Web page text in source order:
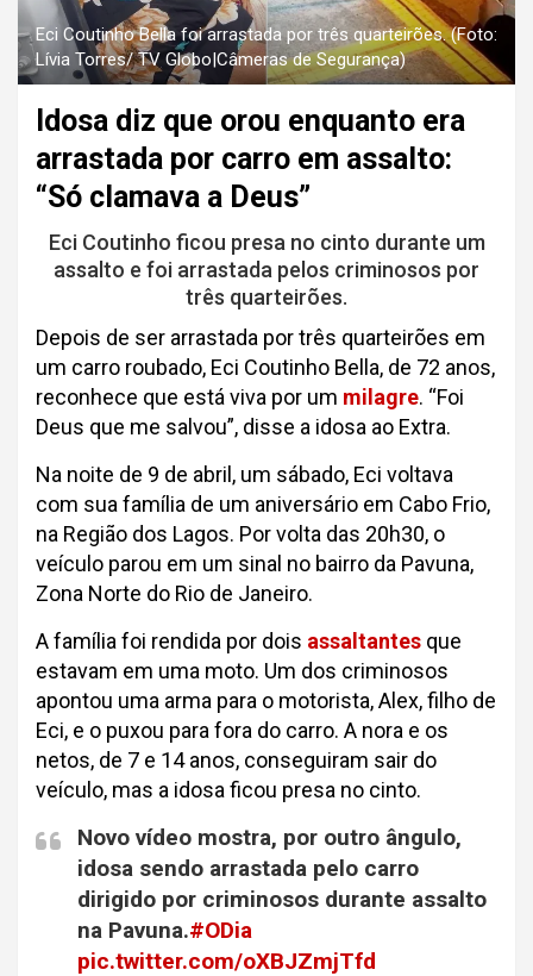
Eci Coutinho Bella foi arrastada por três quarteirões. (Foto:
Lívia Torres/ TV Globo|Câmeras de Segurança)
Idosa diz que orou enquanto era
arrastada por carro em assalto:
“Só clamava a Deus”
Eci Coutinho ficou presa no cinto durante um
assalto e foi arrastada pelos criminosos por
três quarteirões.
Depois de ser arrastada por três quarteirões em
um carro roubado, Eci Coutinho Bella, de 72 anos,
reconhece que está viva por um milagre. “Foi
Deus que me salvou”, disse a idosa ao Extra.
Na noite de 9 de abril, um sábado, Eci voltava
com sua família de um aniversário em Cabo Frio,
na Região dos Lagos. Por volta das 20h30, o
veículo parou em um sinal no bairro da Pavuna,
Zona Norte do Rio de Janeiro.
A família foi rendida por dois assaltantes que
estavam em uma moto. Um dos criminosos
apontou uma arma para o motorista, Alex, filho de
Eci, e o puxou para fora do carro. A nora e os
netos, de 7 e 14 anos, conseguiram sair do
veículo, mas a idosa ficou presa no cinto.
Novo vídeo mostra, por outro ângulo,
idosa sendo arrastada pelo carro
dirigido por criminosos durante assalto
na Pavuna.#ODia
pic.twitter.com/oXBJZmjTfd